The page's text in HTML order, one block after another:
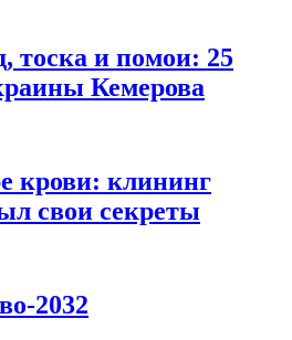
тоска и помои: 25
Кемерова
крови: клининг
свои секреты
2032